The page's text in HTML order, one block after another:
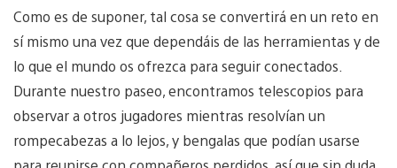
Como es de suponer, tal cosa se convertirá en un reto en
sí mismo una vez que dependáis de las herramientas y de
lo que el mundo os ofrezca para seguir conectados.
Durante nuestro paseo, encontramos telescopios para
observar a otros jugadores mientras resolvían un
rompecabezas a lo lejos, y bengalas que podían usarse